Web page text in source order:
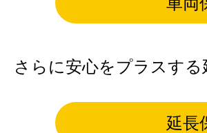
さらに安心をプラスす
延長